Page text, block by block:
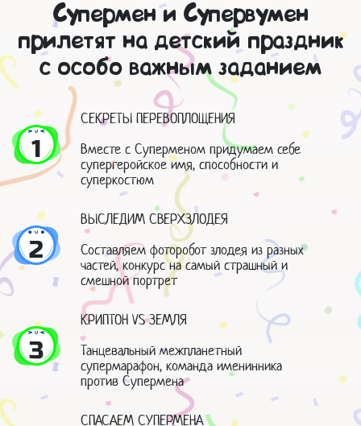
Супермен и Супервумен
прилетят на детский праздник
с особо важным заданием
1
СЕКРЕТЫ ПЕРЕВОПЛОЩЕНИЯ
Вместе с Суперменом придумаем себе
супергеройское имя, способности и
суперкостюм
2
ВЫСЛЕДИМ СВЕРХЗЛОДЕЯ
Составляем фоторобот злодея из разных
частей, конкурс на самый страшный и
смешной портрет
3
КРИПТОН VS ЗЕМЛЯ
Танцевальный межпланетный
супермарафон, команда именинника
против Супермена
СПАСАЕМ СУПЕРМЕНА